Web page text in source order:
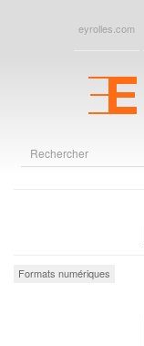
eyrolles.com
Formats numériques